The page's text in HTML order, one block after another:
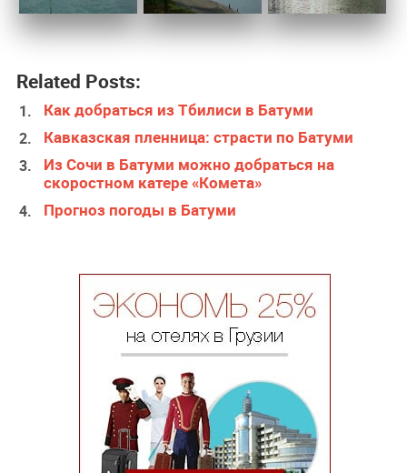
Related Posts:
Как добраться из Тбилиси в Батуми
Кавказская пленница: страсти по Батуми
Из Сочи в Батуми можно добраться на
скоростном катере «Комета»
Прогноз погоды в Батуми